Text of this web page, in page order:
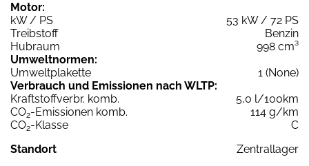
Motor:
kW / PS
53 kW / 72 PS
Treibstoff
Benzin
Hubraum
998 cm³
Umweltnormen:
Umweltplakette
1 (None)
Verbrauch und Emissionen nach WLTP:
Kraftstoffverbr. komb.
5,0 l/100km
CO2-Emissionen komb.
114 g/km
CO2-Klasse
C
Standort
Zentrallager